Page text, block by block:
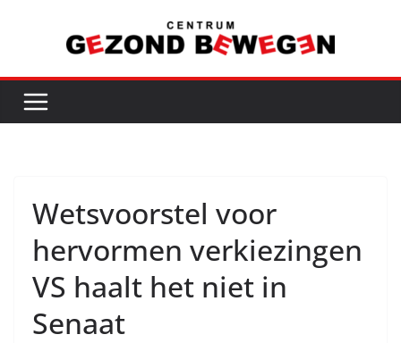
inhoud
Wetsvoorstel voor
hervormen verkiezingen
VS haalt het niet in
Senaat